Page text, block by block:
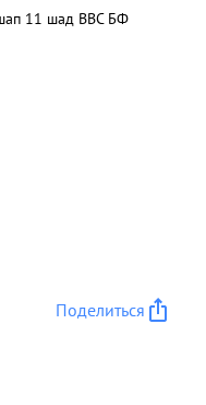
11 шад ВВС БФ
Поделиться